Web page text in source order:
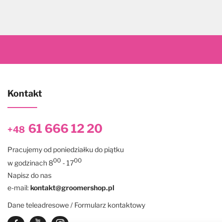
Kontakt
+48 61 666 12 20
Pracujemy od poniedziałku do piątku
w godzinach 800 - 1700
Napisz do nas
e-mail:kontakt@groomershop.pl
Dane teleadresowe / Formularz kontaktowy